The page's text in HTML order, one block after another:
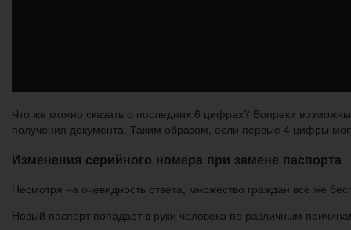
Что же можно сказать о последних 6 цифрах? Вопреки
получения документа. Таким образом, если первые 4 цифры
Изменения серийного номера при замене паспорта
Несмотря на очевидность ответа, множество граждан все же
Новый паспорт попадает в руки человека по различным